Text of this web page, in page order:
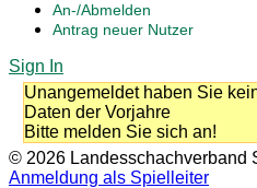
An-/Abmelden
Antrag neuer Nutzer
Sign In
Unangemeldet haben Sie
Daten der Vorjahre
Bitte melden Sie sich an!
© 2026 Landesschachverband
Anmeldung als Spielleiter